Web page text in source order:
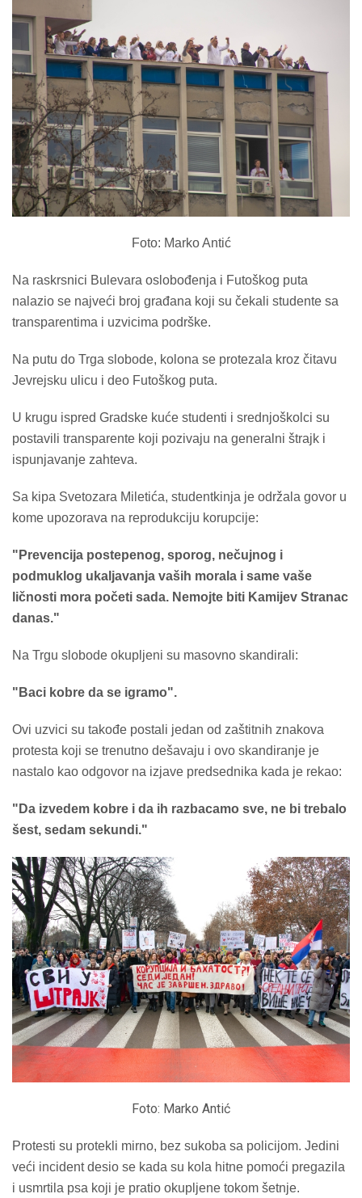
Foto: Marko Antić
Na raskrsnici Bulevara oslobođenja i Futoškog puta
nalazio se najveći broj građana koji su čekali studente sa
transparentima i uzvicima podrške.
Na putu do Trga slobode, kolona se protezala kroz čitavu
Jevrejsku ulicu i deo Futoškog puta.
U krugu ispred Gradske kuće studenti i srednjoškolci su
postavili transparente koji pozivaju na generalni štrajk i
ispunjavanje zahteva.
Sa kipa Svetozara Miletića, studentkinja je održala govor u
kome upozorava na reprodukciju korupcije:
"Prevencija postepenog, sporog, nečujnog i
podmuklog ukaljavanja vaših morala i same vaše
ličnosti mora početi sada. Nemojte biti Kamijev Stranac
danas."
Na Trgu slobode okupljeni su masovno skandirali:
"Baci kobre da se igramo".
Ovi uzvici su takođe postali jedan od zaštitnih znakova
protesta koji se trenutno dešavaju i ovo skandiranje je
nastalo kao odgovor na izjave predsednika kada je rekao:
"Da izvedem kobre i da ih razbacamo sve, ne bi trebalo
šest, sedam sekundi."
Foto: Marko Antić
Protesti su protekli mirno, bez sukoba sa policijom. Jedini
veći incident desio se kada su kola hitne pomoći pregazila
i usmrtila psa koji je pratio okupljene tokom šetnje.